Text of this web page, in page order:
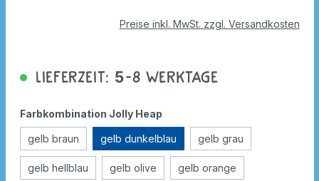
Preise inkl. MwSt. zzgl. Versandkosten
Lieferzeit: 5-8 Werktage
Farbkombination Jolly Heap
gelb braun gelb dunkelblau gelb grau
gelb hellblau gelb olive gelb orange